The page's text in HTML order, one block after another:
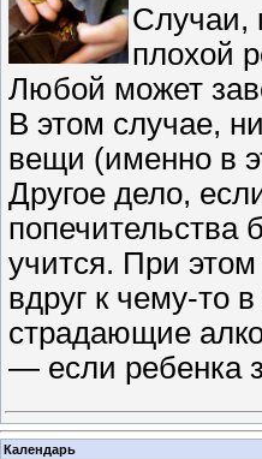
Случаи,
плохой
Любой может
В этом случае,
вещи (именно в
Другое дело,
попечительства
учится. При этом
вдруг к чему-то
страдающие
— если ребенка
Календарь